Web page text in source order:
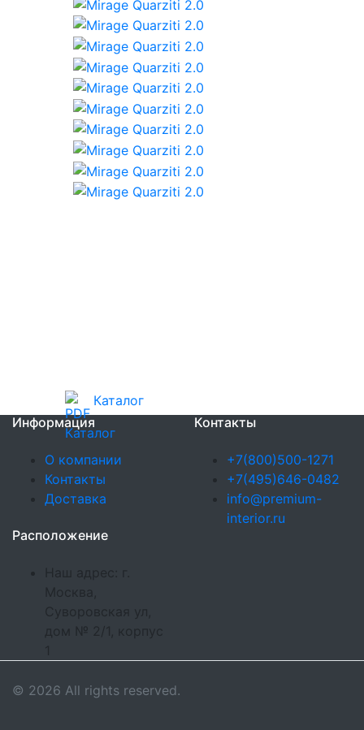
Каталог
Информация
О компании
Контакты
Доставка
Контакты
+7(800)500-1271
+7(495)646-0482
info@premium-
interior.ru
Расположение
Наш адрес: г.
Москва,
Суворовская ул,
дом № 2/1, корпус
© 2026 All rights reserved.